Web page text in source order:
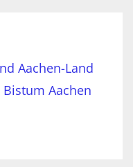
Aachen-Land
Aachen